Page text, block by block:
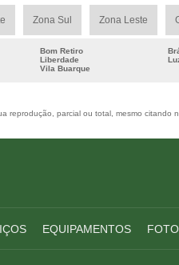
Zona Sul Zona Leste
Bom Retiro
Liberdade
Vila Buarque
reprodução, parcial ou total, mesmo
EQUIPAMENTOS